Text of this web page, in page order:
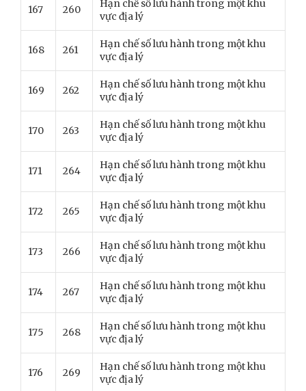
167 260
Hạn chế số lưu hành trong một khu
vực địa lý
168 261
Hạn chế số lưu hành trong một khu
vực địa lý
169 262
Hạn chế số lưu hành trong một khu
vực địa lý
170 263
Hạn chế số lưu hành trong một khu
vực địa lý
171 264
Hạn chế số lưu hành trong một khu
vực địa lý
172 265
Hạn chế số lưu hành trong một khu
vực địa lý
173 266
Hạn chế số lưu hành trong một khu
vực địa lý
174 267
Hạn chế số lưu hành trong một khu
vực địa lý
175 268
Hạn chế số lưu hành trong một khu
vực địa lý
176 269
Hạn chế số lưu hành trong một khu
vực địa lý